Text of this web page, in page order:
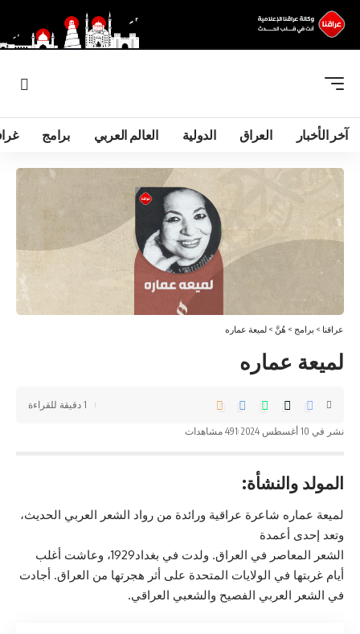
آخر الأخبار العراق الدولية العالم العربي برامج
عراقنا > برامج > هُنَّ > لميعة عماره
لميعة عماره
نشر في 10 أغسطس 2024 491 مشاهدات
1 دقيقة للقراءة
المولد والنشأة:
لميعة عماره شاعرة عراقية ورائدة من رواد الشعر العربي الحديث،
وتعد إحدى أعمدة
الشعر المعاصر في العراق. ولدت في بغداد1929، وعاشت أغلب
أيام غربتها في الولايات المتحدة على أثر هجرتها من العراق. أجادت
في الشعر العربي الفصيح والشعبي العراقي.